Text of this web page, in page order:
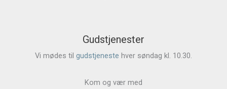
Gudstjenester
Vi mødes til gudstjeneste hver søndag kl. 10.30.
Kom og vær med